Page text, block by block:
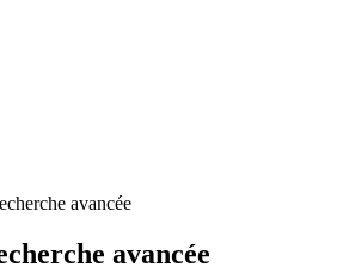
avancée
avancée